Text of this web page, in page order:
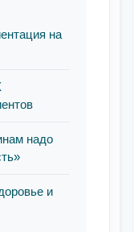
на
надо
и